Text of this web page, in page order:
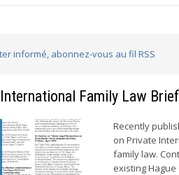
informé, abonnez-vous au fil RSS
Family Law
Recently
on Private
family law.
existing